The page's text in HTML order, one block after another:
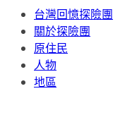
台灣回憶探險團
關於探險團
原住民
人物
地區